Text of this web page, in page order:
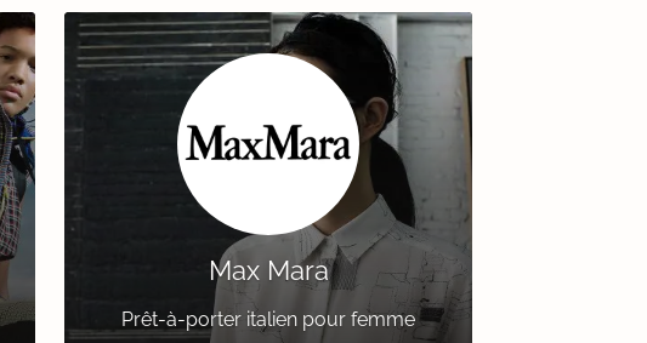
Max Mara
Prêt-à-porter italien pour femme